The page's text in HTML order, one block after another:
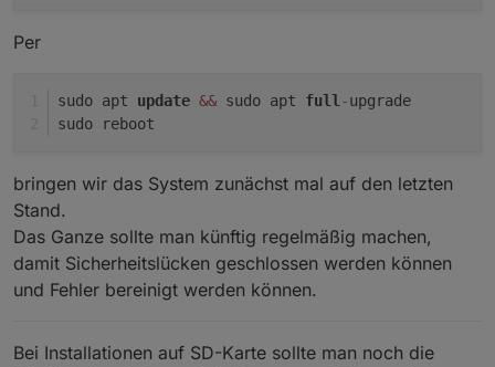
im Beispiel auf einem Linux-System, unter
Windows findet sich dann der entsprechende
Per
sudo apt update && sudo apt full-upgrade
sudo reboot
bringen wir das System zunächst mal auf den letzten
Stand.
Das Ganze sollte man künftig regelmäßig machen,
damit Sicherheitslücken geschlossen werden können
und Fehler bereinigt werden können.
Bei Installationen auf SD-Karte sollte man noch die